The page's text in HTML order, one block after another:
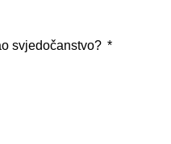
svjedočanstvo?